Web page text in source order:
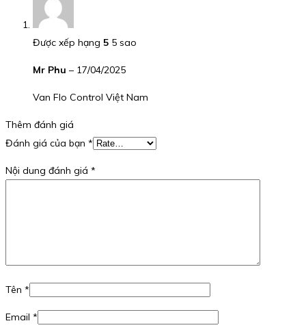
Được xếp hạng 5 5 sao
Mr Phu – 17/04/2025
Van Flo Control Việt Nam
Thêm đánh giá
Đánh giá của bạn *
Nội dung đánh giá *
Tên *
Email *